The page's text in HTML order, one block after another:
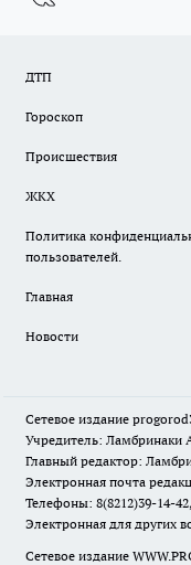
ДТП
Гороскоп
Происшествия
ЖКХ
Политика
пользователей.
Главная
Новости
Сетевое издание
Учредитель: Ламбринаки
Главный редактор:
Электронная почта
Телефоны: 8(8212)39-14-
Электронная для других
Сетевое издание